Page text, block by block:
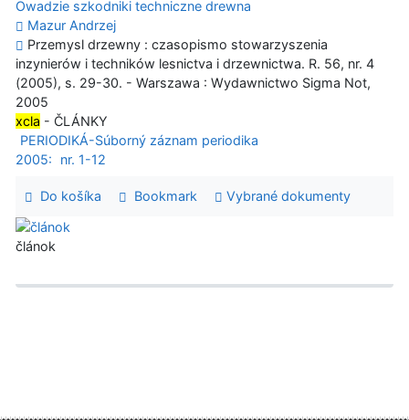
Owadzie szkodniki techniczne drewna
Mazur Andrzej
Przemysl drzewny : czasopismo stowarzyszenia
inzynierów i techników lesnictva i drzewnictwa. R. 56, nr. 4
(2005), s. 29-30. - Warszawa : Wydawnictwo Sigma Not,
2005
xcla - ČLÁNKY
PERIODIKÁ-Súborný záznam periodika
2005:
nr. 1-12
Do košíka Bookmark Vybrané dokumenty
článok